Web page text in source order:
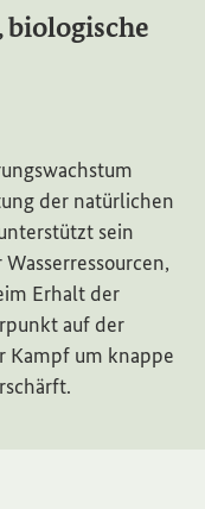
biologische
der natürlichen
sein
Erhalt der
auf der
Kampf um knappe